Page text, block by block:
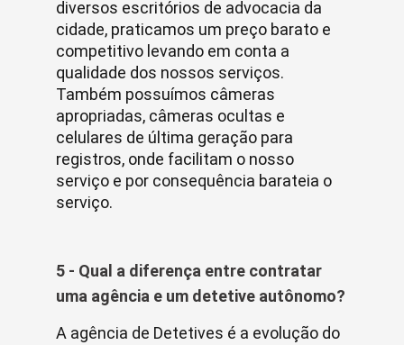
diversos escritórios de advocacia da
cidade, praticamos um preço barato e
competitivo levando em conta a
qualidade dos nossos serviços.
Também possuímos câmeras
apropriadas, câmeras ocultas e
celulares de última geração para
registros, onde facilitam o nosso
serviço e por consequência barateia o
serviço.
5 - Qual a diferença entre contratar
uma agência e um detetive autônomo?
A agência de Detetives é a evolução do